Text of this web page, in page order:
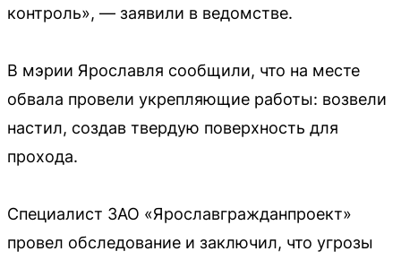
контроль», — заявили в ведомстве.
В мэрии Ярославля сообщили, что на месте
обвала провели укрепляющие работы: возвели
настил, создав твердую поверхность для
прохода.
Специалист ЗАО «Ярославгражданпроект»
провел обследование и заключил, что угрозы